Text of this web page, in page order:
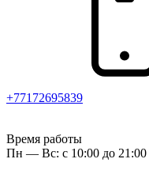
+77172695839
Время работы
Пн — Вс: с 10:00 до 21:00